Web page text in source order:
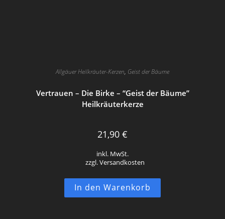
Allgäuer Heilkräuter-Kerzen, Geist der Bäume
Vertrauen – Die Birke – “Geist der Bäume”
Heilkräuterkerze
21,90 €
inkl. MwSt.
zzgl. Versandkosten
In den Warenkorb